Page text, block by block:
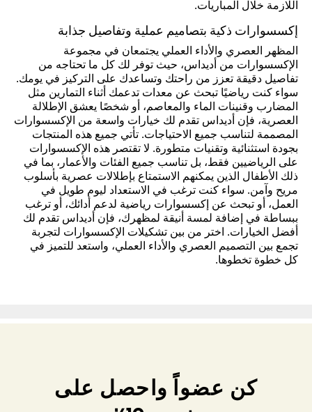
اللازمة خلال المباريات.
إكسسوارات ذكية بتصاميم عملية وتفاصيل جذابة
المظهر العصري والأداء العملي يجتمعان في مجموعة
الإكسسوارات من أديداس، حيث توفر لك كل ما تحتاجه من
تفاصيل دقيقة تعزز من راحتك وتساعدك على التركيز في يومك.
سواء كنت رياضيًا تبحث عن معدات تدعمك أثناء التمارين مثل
المضارب وقنينات الماء والمعاصم، أو شخصًا يعشق الإطلالة
العصرية، فإن أديداس تقدم لك خيارات واسعة من الإكسسوارات
المصممة لتناسب جميع الاحتياجات. تأتي جميع هذه المنتجات
بجودة استثنائية وتقنيات متطورة. لا تقتصر هذه الإكسسوارات
على الرياضيين فقط، بل تناسب جميع الفئات والأعمار، بما في
ذلك الأطفال الذين يمكنهم الاستمتاع بإطلالات عصرية بأسلوب
مريح وآمن. سواء كنت ترغب في الاستعداد ليوم طويل في
العمل، أو تبحث عن إكسسوارات رياضية لدعم أدائك، أو ترغب
ببساطة في إضافة لمسة أنيقة لمظهرك، فإن أديداس تقدم لك
أفضل الخيارات. اختر من بين تشكيلات الإكسسوارات لتجربة
تجمع بين التصميم العصري والأداء العملي، واستعد للتميز في
كل خطوة تخطوها.
كن عضواً واحصل على